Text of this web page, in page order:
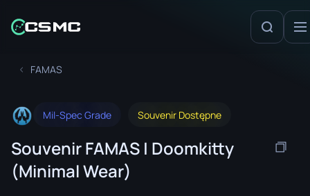
FAMAS
Mil-Spec Grade Souvenir Dostępne
Souvenir FAMAS | Doomkitty
(Minimal Wear)